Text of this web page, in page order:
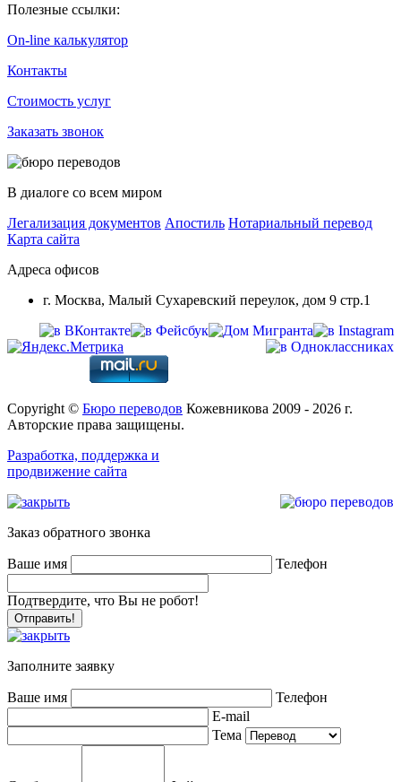
Полезные ссылки:
On-line калькулятор
Контакты
Стоимость услуг
Заказать звонок
В диалоге со всем миром
Легализация документов Апостиль Нотариальный перевод
Карта сайта
Адреса офисов
г. Москва, Малый Сухаревский переулок, дом 9 стр.1
Copyright © Бюро переводов Кожевникова 2009 - 2026 г.
Авторские права защищены.
Разработка, поддержка и
продвижение сайта
Заказ обратного звонка
Ваше имя Телефон
Подтвердите, что Вы не робот!
Заполните заявку
Ваше имя
Телефон
E-mail
Тема